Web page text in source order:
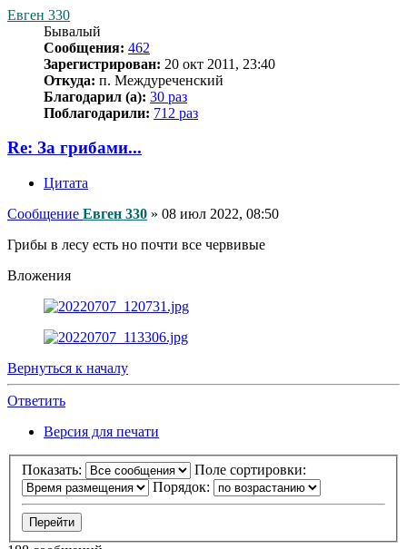
Евген 330
Бывалый
Сообщения: 462
Зарегистрирован: 20 окт 2011, 23:40
Откуда: п. Междуреченский
Благодарил (а): 30 раз
Поблагодарили: 712 раз
Re: За грибами...
Цитата
Сообщение Евген 330 » 08 июл 2022, 08:50
Грибы в лесу есть но почти все червивые
Вложения
Вернуться к началу
Ответить
Версия для печати
Показать:
Поле сортировки:
Порядок: